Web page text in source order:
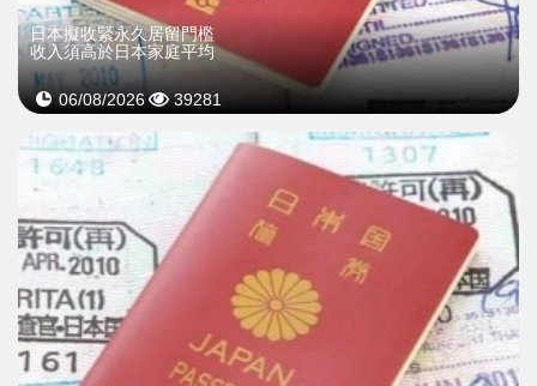
日本擬收緊永久居留門檻
收入須高於日本家庭平均
06/08/2026 39281